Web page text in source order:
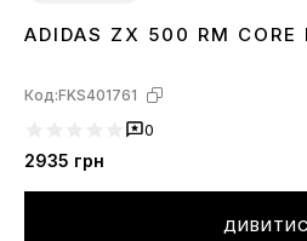
44
ADIDAS ZX 500 RM CORE
Код:FKS401761
0
2935 грн